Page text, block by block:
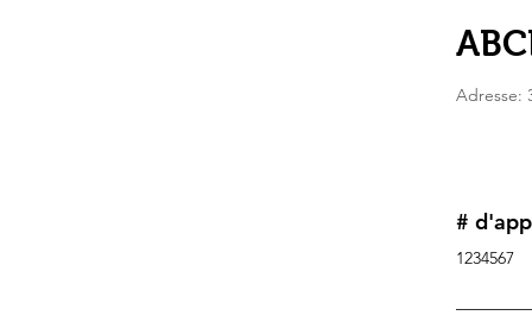
Adresse:
#
1234567